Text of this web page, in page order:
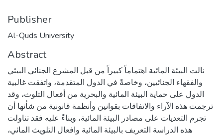
Publisher
Al-Quds University
Abstract
نالت البيئة المائية اهتماماً كبيراً من قبل المشرع الجنائي البيئي
والفقهاء الجنائيين، وخاصةً في الدول المتقدمة، واتفقت غالبية
الدول على حماية البيئة المائية والبحرية من أفعال التلوث، وقد
ترجمت هذه الآراء والاتفاقات بقوانين وأنظمة قانونية من شأنها أن
تجرم التعديات على مصادر البيئة المائية، وبناءً عليه فقد تناولت
هذه الدراسة التعريف بالبيئة المائية وافعال التلويث المائي،